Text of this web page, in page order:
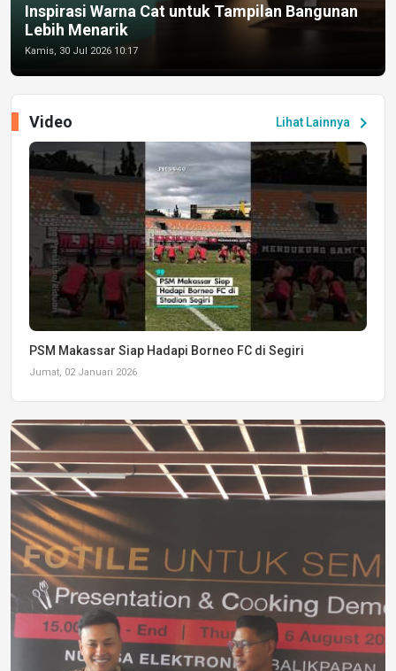
Inspirasi Warna Cat untuk Tampilan Bangunan
Lebih Menarik
Kamis, 30 Jul 2026 10:17
Lihat Lainnya chevron_right
Video
PSM Makassar Siap Hadapi Borneo FC di Segiri
Jumat, 02 Januari 2026